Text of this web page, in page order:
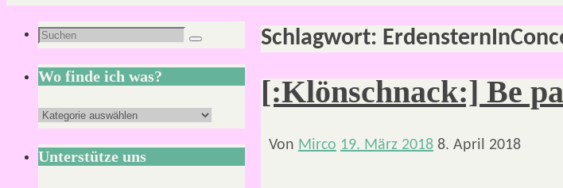
Schlagwort:
[:Klönschnack:] Be
Von Mirco 19. März 2018 8. April 2018
Suchen
nach:
Suchen
Wo finde ich was?
Wo
finde
ich
Unterstütze uns